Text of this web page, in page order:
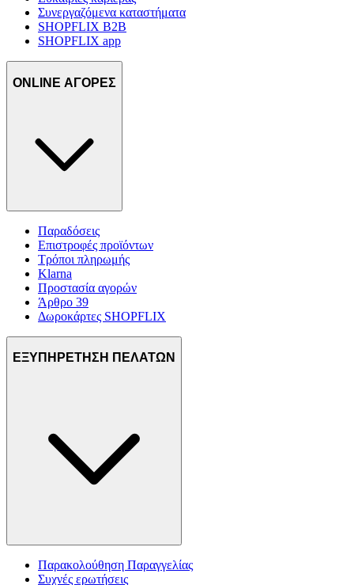
Συνεργαζόμενα καταστήματα
SHOPFLIX B2B
SHOPFLIX app
ONLINE ΑΓΟΡΕΣ
Παραδόσεις
Επιστροφές προϊόντων
Τρόποι πληρωμής
Klarna
Προστασία αγορών
Άρθρο 39
Δωροκάρτες SHOPFLIX
ΕΞΥΠΗΡΕΤΗΣΗ ΠΕΛΑΤΩΝ
Παρακολούθηση Παραγγελίας
Συχνές ερωτήσεις